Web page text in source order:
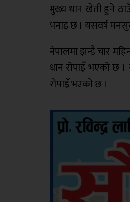
मुख्य धान खेती हुने
भनाइ छ । यसवर्ष
नेपालमा झन्डै चार
धान रोपाइँ भएको छ ।
रोपाइँ भएको छ ।